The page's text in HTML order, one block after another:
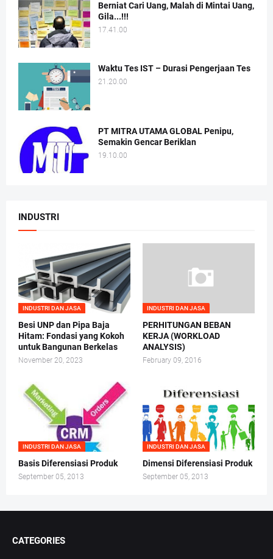
Berniat Cari Uang, Malah di Mintai Uang,
Gila...!!!
17.41.00
Waktu Tes IST – Durasi Pengerjaan Tes
21.20.00
PT MITRA UTAMA GLOBAL Penipu,
Semakin Gencar Beriklan
19.10.00
INDUSTRI
INDUSTRI DAN JASA
Besi UNP dan Pipa Baja
Hitam: Fondasi yang Kokoh
untuk Bangunan Berkelas
November 20, 2023
INDUSTRI DAN JASA
PERHITUNGAN BEBAN
KERJA (WORKLOAD
ANALYSIS)
February 09, 2016
INDUSTRI DAN JASA
Basis Diferensiasi Produk
September 05, 2013
INDUSTRI DAN JASA
Dimensi Diferensiasi Produk
September 05, 2013
CATEGORIES